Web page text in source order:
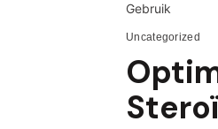
Gebruik
Uncategorized